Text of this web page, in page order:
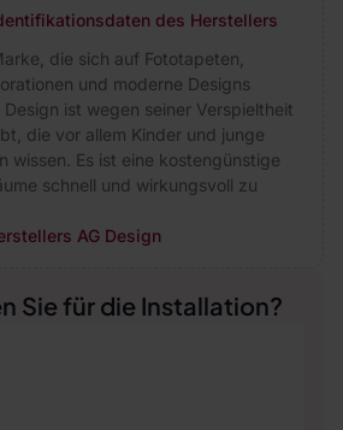
des Herstellers
die sich auf Fototapeten,
und moderne Designs
ist wegen seiner Verspieltheit
die vor allem Kinder und junge
wissen. Es ist eine kostengünstige
schnell und wirkungsvoll zu
AG Design
Sie für die Installation?